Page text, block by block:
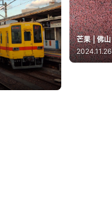
芒果 | 佛山
2024.11.26